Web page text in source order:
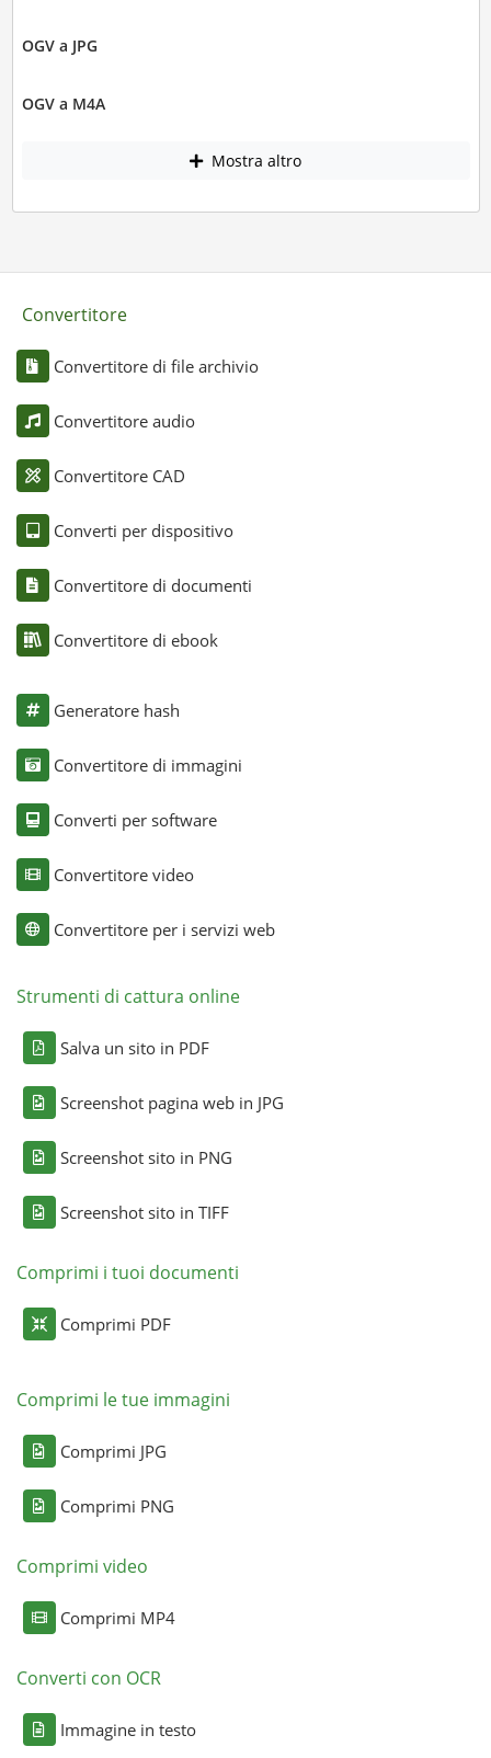
OGV a JPG
OGV a M4A
Mostra altro
Convertitore
Convertitore di file archivio
Convertitore audio
Convertitore CAD
Converti per dispositivo
Convertitore di documenti
Convertitore di ebook
Generatore hash
Convertitore di immagini
Converti per software
Convertitore video
Convertitore per i servizi web
Strumenti di cattura online
Salva un sito in PDF
Screenshot pagina web in JPG
Screenshot sito in PNG
Screenshot sito in TIFF
Comprimi i tuoi documenti
Comprimi PDF
Comprimi le tue immagini
Comprimi JPG
Comprimi PNG
Comprimi video
Comprimi MP4
Converti con OCR
Immagine in testo